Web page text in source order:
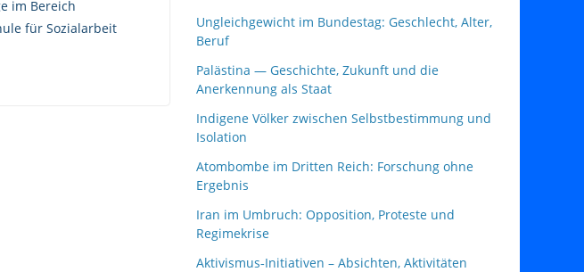
im Bereich
für Sozialarbeit
Ungleichgewicht im Bundestag: Geschlecht, Alter,
Beruf
Palästina — Geschichte, Zukunft und die
Anerkennung als Staat
Indigene Völker zwischen Selbstbestimmung und
Isolation
Atombombe im Dritten Reich: Forschung ohne
Ergebnis
Iran im Umbruch: Opposition, Proteste und
Regimekrise
Aktivismus‑Initiativen – Absichten, Aktivitäten